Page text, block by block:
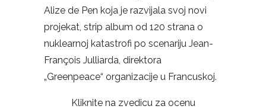
Alize de Pen koja je razvijala svoj novi
projekat, strip album od 120 strana o
nuklearnoj katastrofi po scenariju Jean-
François Julliarda, direktora
„Greenpeace“ organizacije u Francuskoj.
Kliknite na zvedicu za ocenu